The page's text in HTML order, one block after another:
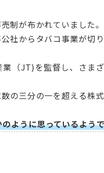
制が布かれていました。
社からタバコ事業が切り
（JT)を監督し、さま
の三分の一を超える株
ように思っているよう